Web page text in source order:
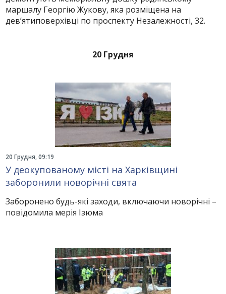
маршалу Георгію Жукову, яка розміщена на
дев’ятиповерхівці по проспекту Незалежності, 32.
20 Грудня
20 Грудня, 09:19
У деокупованому місті на Харківщині
заборонили новорічні свята
Заборонено будь-які заходи, включаючи новорічні –
повідомила мерія Ізюма